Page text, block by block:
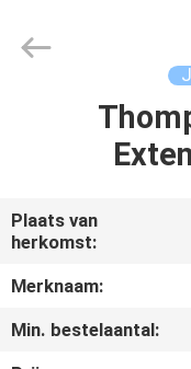
ONGEVEER
ONS
(Hebei)
Plaats van
herkomst:
Merknaam:
Min. bestelaantal: